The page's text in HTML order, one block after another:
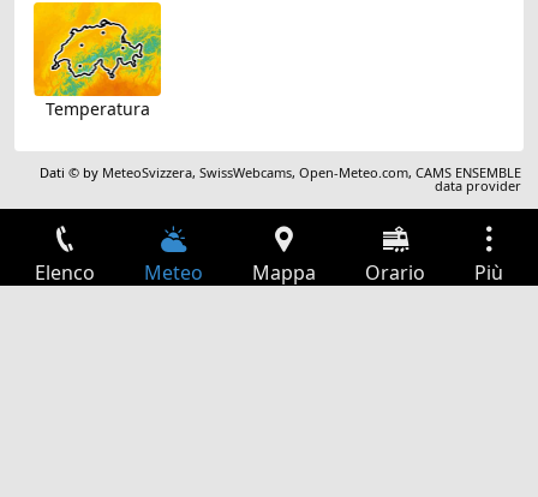
Temperatura
Dati © by MeteoSvizzera,SwissWebcams,Open-Meteo.com,CAMS ENSEMBLE
data provider
Elenco Meteo Mappa Orario Più